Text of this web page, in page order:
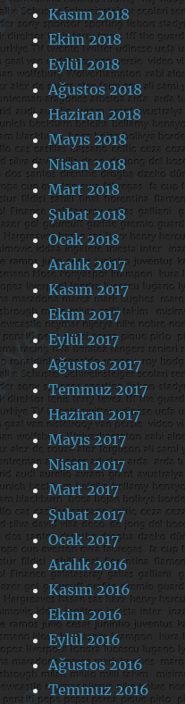
Kasım 2018
Ekim 2018
Eylül 2018
Ağustos 2018
Haziran 2018
Mayıs 2018
Nisan 2018
Mart 2018
Şubat 2018
Ocak 2018
Aralık 2017
Kasım 2017
Ekim 2017
Eylül 2017
Ağustos 2017
Temmuz 2017
Haziran 2017
Mayıs 2017
Nisan 2017
Mart 2017
Şubat 2017
Ocak 2017
Aralık 2016
Kasım 2016
Ekim 2016
Eylül 2016
Ağustos 2016
Temmuz 2016